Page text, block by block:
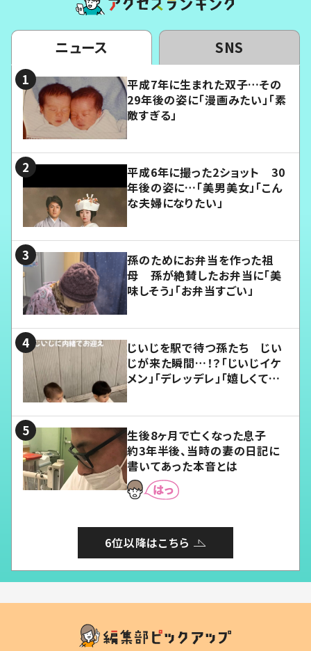
ニュース SNS
平成7年に生まれた双子…その
29年後の姿に「漫画みたい」「素
敵すぎる」
平成6年に撮った2ショット 30
年後の姿に…「美男美女」「こん
な夫婦になりたい」
孫のためにお弁当を作った祖
母 孫が絶賛したお弁当に「美
味しそう」「お弁当すごい」
じいじを駅で待つ孫たち じい
じが来た瞬間…！？「じいじイケ
メン」「デレッデレ」「嬉しくて可
生後8ヶ月で亡くなった息子
約3年半後、当時の妻の日記に
書いてあった本音とは
6位以降はこちら